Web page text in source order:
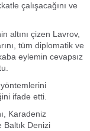
çalışacağını ve
altını çizen Lavrov,
tüm diplomatik ve
eylemin cevapsız
yöntemlerini
ifade etti.
Karadeniz
Baltık Denizi